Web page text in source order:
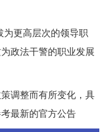
为更高层次的领导职
政法干警的职业发展
调整而有所变化，具
最新的官方公告